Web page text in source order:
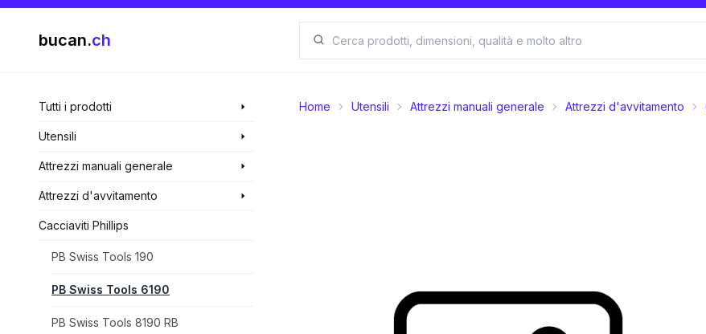
bucan.ch
Tutti i prodotti
Utensili
Attrezzi manuali generale
Attrezzi d'avvitamento
Cacciaviti Phillips
PB Swiss Tools 190
PB Swiss Tools 6190
PB Swiss Tools 8190 RB
Home Utensili Attrezzi manuali generale Attrezzi d'avvitamento